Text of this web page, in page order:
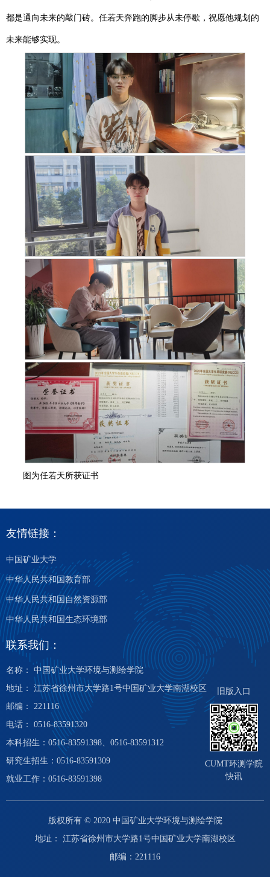
都是通向未来的敲门砖。任若天奔跑的脚步从未停歇，祝愿他规划的
未来能够实现。
图为任若天所获证书
友情链接：
中国矿业大学
中华人民共和国教育部
中华人民共和国自然资源部
中华人民共和国生态环境部
联系我们：
名称： 中国矿业大学环境与测绘学院
地址： 江苏省徐州市大学路1号中国矿业大学南湖校区
邮编： 221116
电话： 0516-83591320
本科招生：0516-83591398、0516-83591312
研究生招生：0516-83591309
就业工作：0516-83591398
旧版入口
CUMT环测学院
快讯
版权所有 © 2020 中国矿业大学环境与测绘学院
地址： 江苏省徐州市大学路1号中国矿业大学南湖校区
邮编：221116